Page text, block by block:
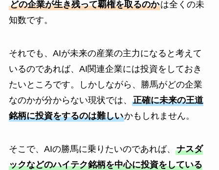
どの企業が生き残って覇権を取るのかは全くの未
知数です。
それでも、AIが未来の産業の主力になると考えて
いるのであれば、AI関連企業には投資をしておき
たいところです。しかしながら、勝馬がどの企業
なのかが分からない現状では、 正確に未来の王道
銘柄に投資をするのは難しいかもしれません。
そこで、AIの勝馬に乗りたいのであれば、 ナスダ
ックなどのハイテク銘柄を中心に投資をしている